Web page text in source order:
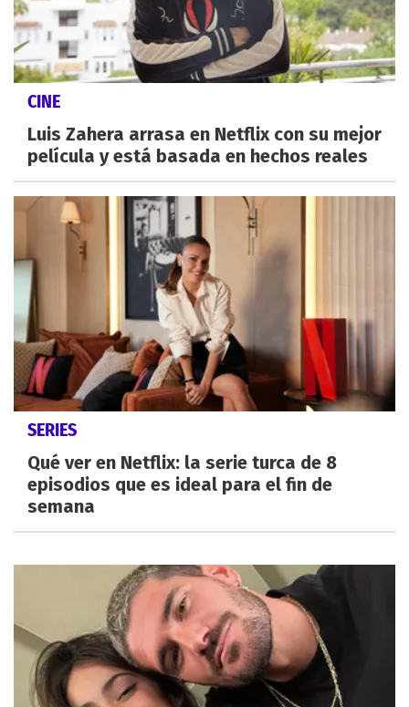
CINE
Luis Zahera arrasa en Netflix con su mejor
película y está basada en hechos reales
SERIES
Qué ver en Netflix: la serie turca de 8
episodios que es ideal para el fin de
semana